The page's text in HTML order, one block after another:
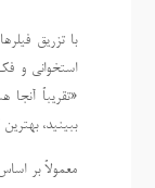
با تزریق
استخوانی و
«تقریباً آنجا
ببینید،
معمولاً بر